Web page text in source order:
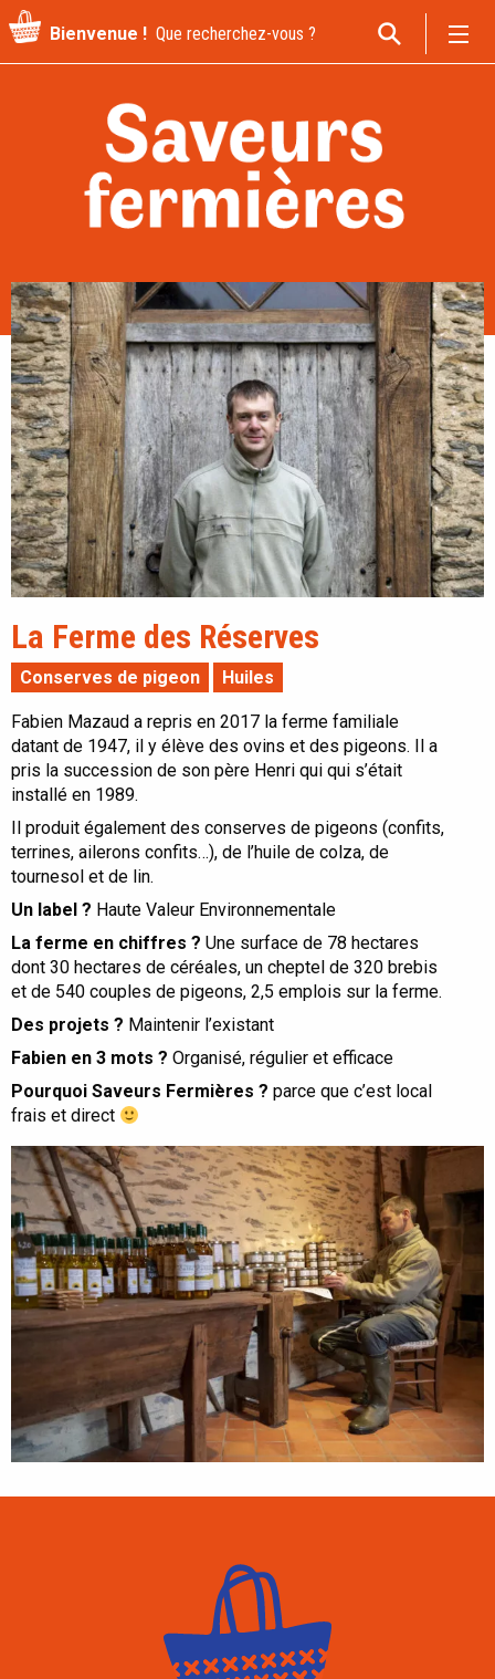
Recherche
pour
Bienvenue !
La Ferme des Réserves
Conserves de pigeon Huiles
Fabien Mazaud a repris en 2017 la ferme familiale
datant de 1947, il y élève des ovins et des pigeons. Il a
pris la succession de son père Henri qui qui s’était
installé en 1989.
Il produit également des conserves de pigeons (confits,
terrines, ailerons confits…), de l’huile de colza, de
tournesol et de lin.
Un label ? Haute Valeur Environnementale
La ferme en chiffres ? Une surface de 78 hectares
dont 30 hectares de céréales, un cheptel de 320 brebis
et de 540 couples de pigeons, 2,5 emplois sur la ferme.
Des projets ? Maintenir l’existant
Fabien en 3 mots ? Organisé, régulier et efficace
Pourquoi Saveurs Fermières ? parce que c’est local
frais et direct